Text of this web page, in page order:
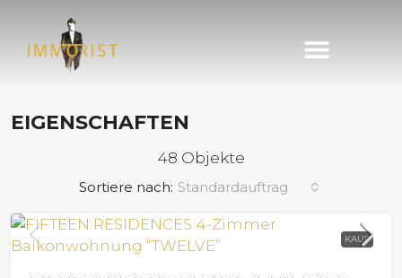
EIGENSCHAFTEN
48 Objekte
Sortiere nach: Standardauftrag
KAUF